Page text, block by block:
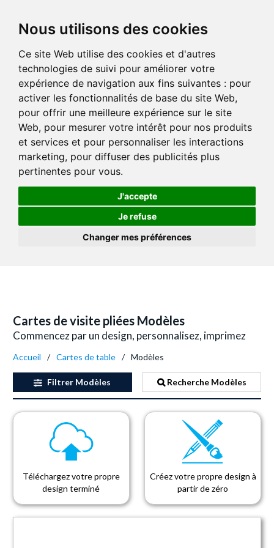
Nous utilisons des cookies
Ce site Web utilise des cookies et d'autres
technologies de suivi pour améliorer votre
expérience de navigation aux fins suivantes : pour
activer les fonctionnalités de base du site Web,
pour offrir une meilleure expérience sur le site
Web, pour mesurer votre intérêt pour nos produits
et services et pour personnaliser les interactions
marketing, pour diffuser des publicités plus
pertinentes pour vous.
J'accepte
Je refuse
Changer mes préférences
Cartes de visite pliées Modèles
Commencez par un design, personnalisez, imprimez
Accueil Cartes de table Modèles
Filtrer Modèles Recherche Modèles
Téléchargez votre propre
design terminé
Créez votre propre design à
partir de zéro